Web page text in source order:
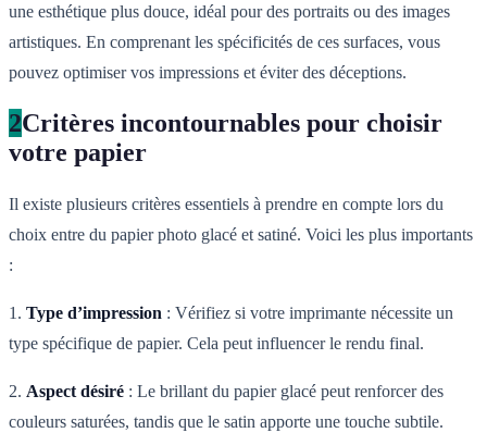
une esthétique plus douce, idéal pour des portraits ou des images
artistiques. En comprenant les spécificités de ces surfaces, vous
pouvez optimiser vos impressions et éviter des déceptions.
2Critères incontournables pour choisir
votre papier
Il existe plusieurs critères essentiels à prendre en compte lors du
choix entre du papier photo glacé et satiné. Voici les plus importants
:
1. Type d’impression : Vérifiez si votre imprimante nécessite un
type spécifique de papier. Cela peut influencer le rendu final.
2. Aspect désiré : Le brillant du papier glacé peut renforcer des
couleurs saturées, tandis que le satin apporte une touche subtile.